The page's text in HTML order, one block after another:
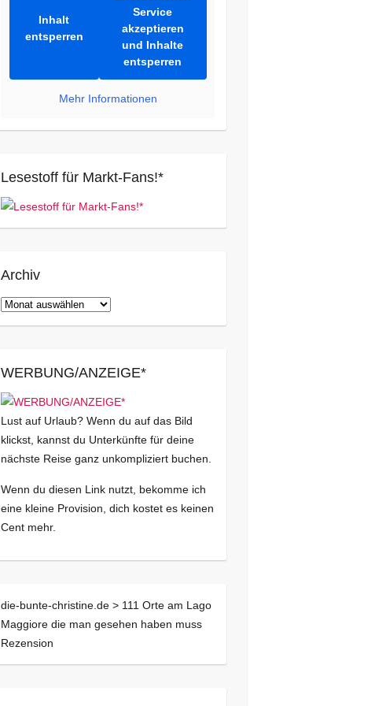
Inhalt
entsperren
Service
akzeptieren
und Inhalte
entsperren
Mehr Informationen
Lesestoff für Markt-Fans!*
Archiv
Archiv
WERBUNG/ANZEIGE*
Lust auf Urlaub? Wenn du auf das Bild
klickst, kannst du Unterkünfte für deine
nächste Reise ganz unkompliziert buchen.
Wenn du diesen Link nutzt, bekomme ich
eine kleine Provision, dich kostet es keinen
Cent mehr.
die-bunte-christine.de > 111 Orte am Lago
Maggiore die man gesehen haben muss
Rezension